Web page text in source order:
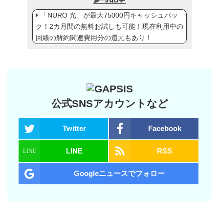
「NURO 光」が最大75000円キャッシュバッ
ク！2カ月間の無料お試しも可能！現在利用中の
回線の解約関連費用分の還元もあり！
公式SNSアカウントなど
Twitter Facebook
LINE RSS
Googleニュースでフォロー